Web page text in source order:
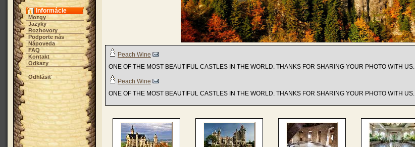
Informácie
Mozgy
Jazyky
Rozhovory
Podporte nás
Nápoveda
FAQ
Kontakt
Odkazy
Odhlásiť
Peach Wine
ONE OF THE MOST BEAUTIFUL CASTLES IN THE WORLD. THANKS FOR SHARING YOUR PHOTO WITH US.
Peach Wine
ONE OF THE MOST BEAUTIFUL CASTLES IN THE WORLD. THANKS FOR SHARING YOUR PHOTO WITH US.